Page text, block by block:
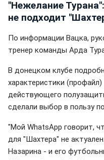
"Нежелание
не подходит
По информации Вацка,
тренер команды Арда
В донецком клубе
характеристики
действующего
сделали выбор в пользу
"Мой WhatsApp говорит,
для "Шахтера" не
Назарина - и его